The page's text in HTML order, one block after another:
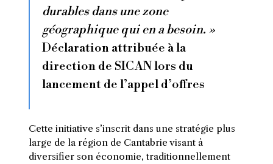
durables dans une zone
géographique qui en a besoin. »
Déclaration attribuée à la
direction de SICAN lors du
lancement de l’appel d’offres
Cette initiative s’inscrit dans une stratégie plus
large de la région de Cantabrie visant à
diversifier son économie, traditionnellement